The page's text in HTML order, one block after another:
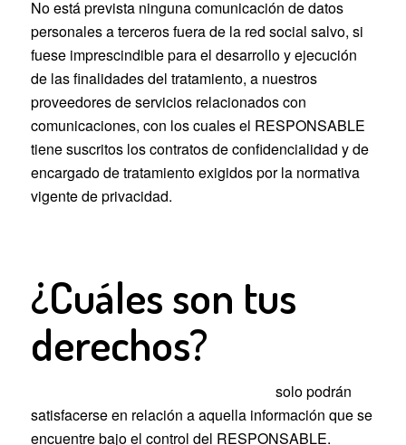
No está prevista ninguna comunicación de datos
personales a terceros fuera de la red social salvo, si
fuese imprescindible para el desarrollo y ejecución
de las finalidades del tratamiento, a nuestros
proveedores de servicios relacionados con
comunicaciones, con los cuales el RESPONSABLE
tiene suscritos los contratos de confidencialidad y de
encargado de tratamiento exigidos por la normativa
vigente de privacidad.
¿Cuáles son tus
derechos?
solo podrán
satisfacerse en relación a aquella información que se
encuentre bajo el control del RESPONSABLE.